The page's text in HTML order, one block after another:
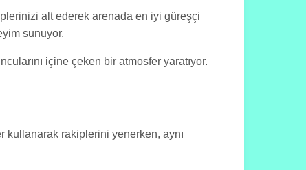
alt ederek arenada en iyi güreşçi
sunuyor.
içine çeken bir atmosfer yaratıyor.
rakiplerini yenerken, aynı